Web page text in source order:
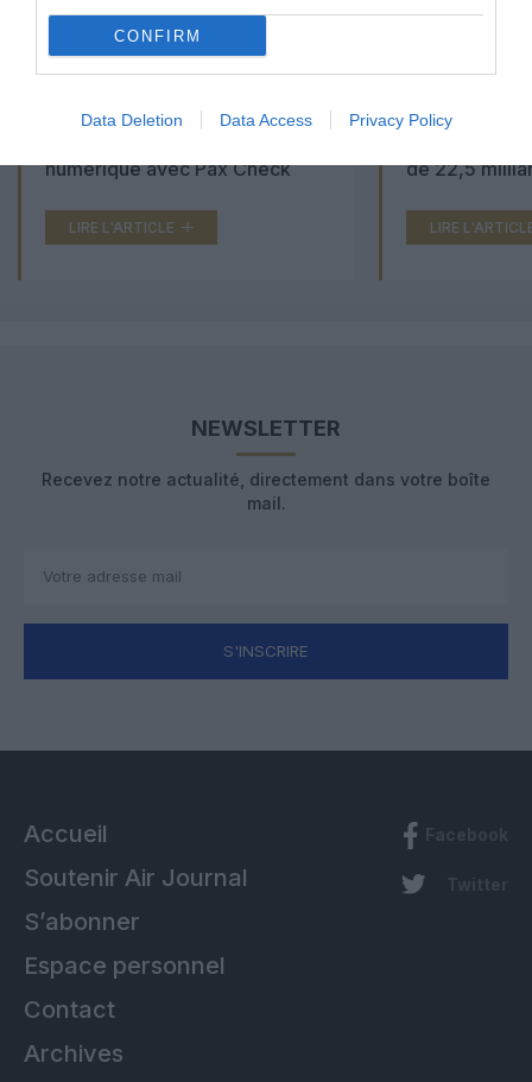
CONFIRM
Data Deletion Data Access Privacy Policy
Aéroports du Maroc : la carte
numérique avec Pax Check
LIRE L'ARTICLE
Washington
de 22,5
LIRE
NEWSLETTER
Recevez notre actualité, directement dans votre boîte
mail.
S'INSCRIRE
Accueil
Soutenir Air Journal
S’abonner
Espace personnel
Contact
Archives